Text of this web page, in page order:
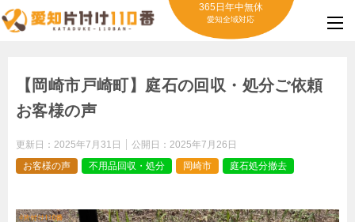
365日年中無休
愛知全域対応
【岡崎市戸崎町】庭石の回収・処分ご依頼
お客様の声
更新日： 2025年7月31日 公開日： 2025年7月26日
お客様の声
不用品回収・処分 岡崎市 庭石処分撤去